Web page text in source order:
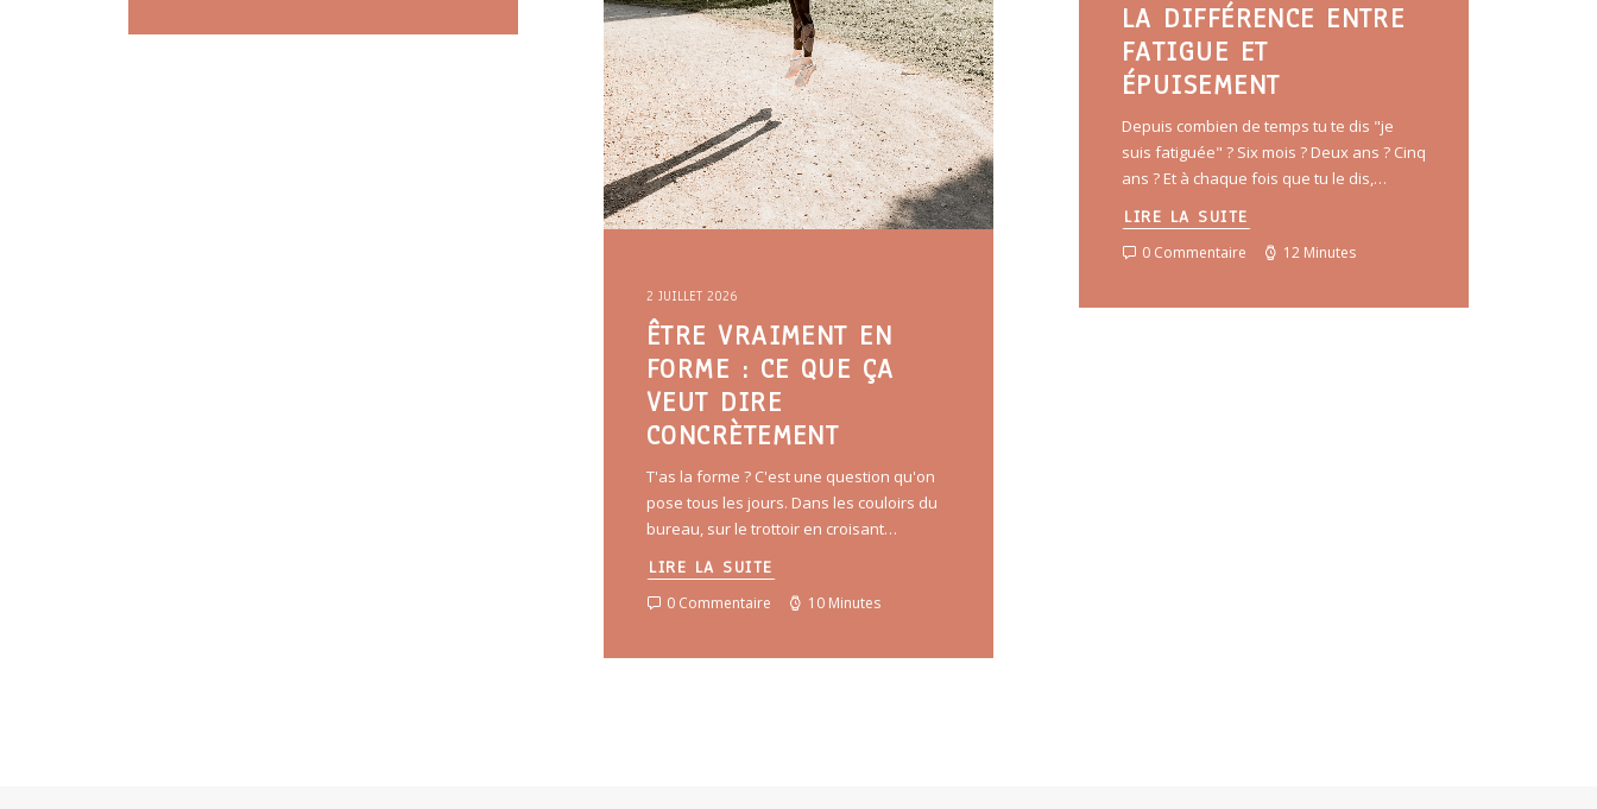
LA DIFFÉRENCE ENTRE
FATIGUE ET
ÉPUISEMENT
Depuis combien de temps tu te dis "je
suis fatiguée" ? Six mois ? Deux ans ? Cinq
ans ? Et à chaque fois que tu le dis,…
LIRE LA SUITE
0 Commentaire 12 Minutes
2 JUILLET 2026
ÊTRE VRAIMENT EN
FORME : CE QUE ÇA
VEUT DIRE
CONCRÈTEMENT
T'as la forme ? C'est une question qu'on
pose tous les jours. Dans les couloirs du
bureau, sur le trottoir en croisant…
LIRE LA SUITE
0 Commentaire 10 Minutes